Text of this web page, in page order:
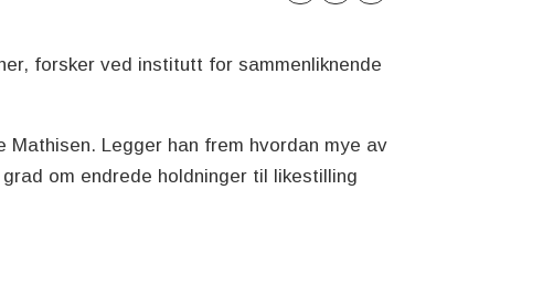
forsker ved institutt for sammenliknende
Legger han frem hvordan mye av
om endrede holdninger til likestilling